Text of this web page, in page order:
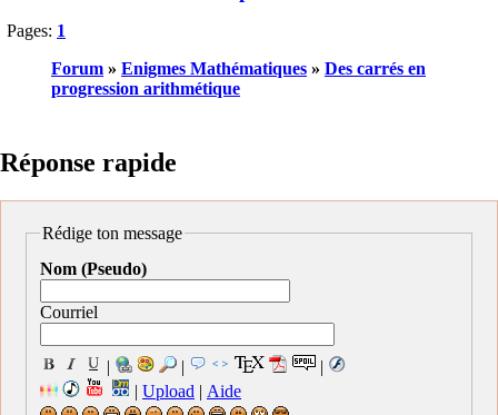
Pages: 1
Forum » Enigmes Mathématiques » Des carrés en
progression arithmétique
Réponse rapide
Rédige ton message
Nom (Pseudo)
Courriel
| |
|
| Upload | Aide